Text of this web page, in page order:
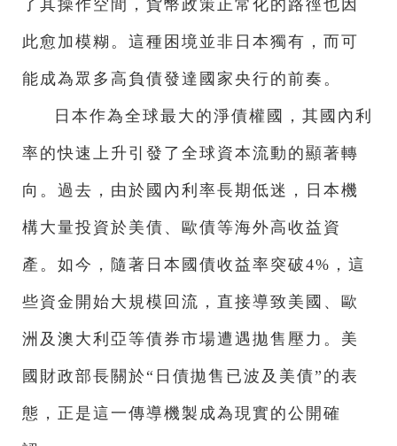
了其操作空間，貨幣政策正常化的路徑也因
此愈加模糊。這種困境並非日本獨有，而可
能成為眾多高負債發達國家央行的前奏。
日本作為全球最大的淨債權國，其國內利
率的快速上升引發了全球資本流動的顯著轉
向。過去，由於國內利率長期低迷，日本機
構大量投資於美債、歐債等海外高收益資
產。如今，隨著日本國債收益率突破4%，這
些資金開始大規模回流，直接導致美國、歐
洲及澳大利亞等債券市場遭遇拋售壓力。美
國財政部長關於“日債拋售已波及美債”的表
態，正是這一傳導機製成為現實的公開確